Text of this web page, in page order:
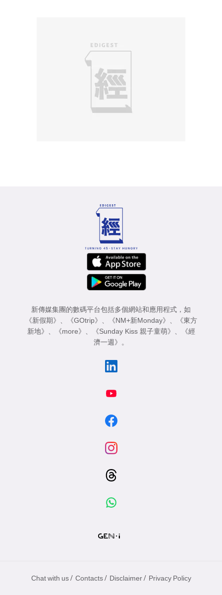
新傳媒集團的數碼平台包括多個網站和應用程式，如
《新假期》 、 《GOtrip》 、 《NM+新Monday》 、
《東方
新地》 、 《more》 、 《Sunday Kiss 親子童萌》 、
《經
濟一週》 。
Chat with us / Contacts / Disclaimer / Privacy Policy